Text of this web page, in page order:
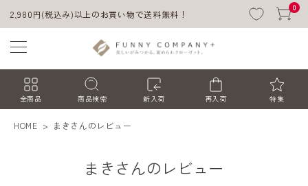
2,980円(税込み)以上のお買い物で送料無料！
0
全商品 商品検索 新入荷 再入荷 特集
HOME まきさんのレビュー
まきさんのレビュー